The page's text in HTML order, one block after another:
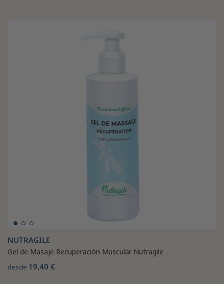
NUTRAGILE
Gel de Masaje Recuperación Muscular Nutragile
desde 19,40 €